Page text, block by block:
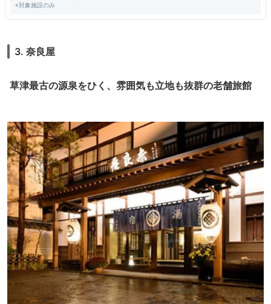
1階には足湯とコーヒーを提供しているカフェスペースもあり、チェック
ました。
※対象施設のみ
3. 奈良屋
草津最古の源泉をひく、雰囲気も立地も抜群の老舗旅館